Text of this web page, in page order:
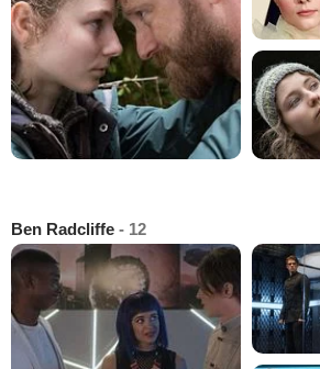
Ben Radcliffe - 12